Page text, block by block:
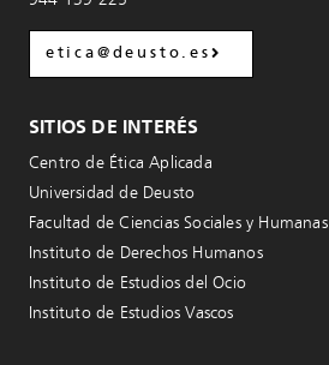
etica@deusto.es
SITIOS DE INTERÉS
Centro de Ética Aplicada
Universidad de Deusto
Facultad de Ciencias Sociales y Humanas
Instituto de Derechos Humanos
Instituto de Estudios del Ocio
Instituto de Estudios Vascos